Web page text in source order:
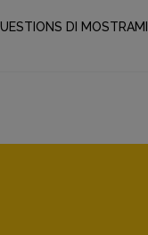
DI MOSTRAMI